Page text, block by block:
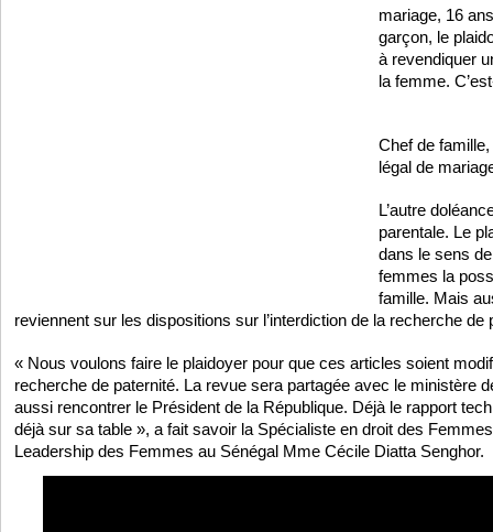
mariage, 16
garçon, le
à revendiquer
la femme.
Chef de
légal de
L’autre
parentale. Le
dans le sens
femmes la
famille. Mais
reviennent sur les dispositions sur l’interdiction de la recherche de
« Nous voulons faire le plaidoyer pour que ces articles soient
recherche de paternité. La revue sera partagée avec le ministère
aussi rencontrer le Président de la République. Déjà le rapport
déjà sur sa table », a fait savoir la Spécialiste en droit des
Leadership des Femmes au Sénégal Mme Cécile Diatta Senghor.